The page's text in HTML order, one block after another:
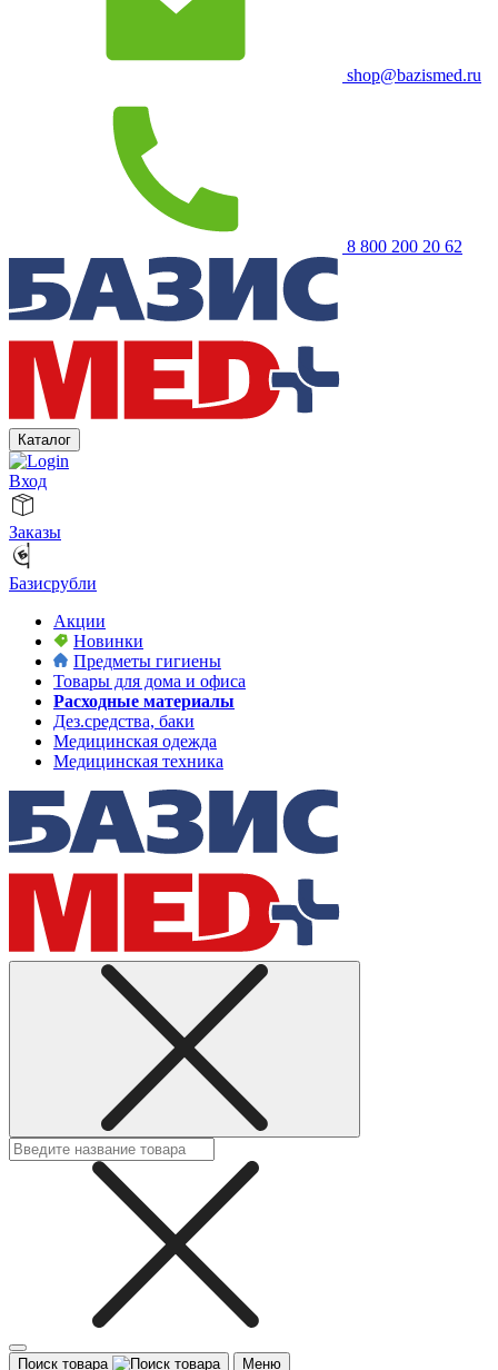
shop@bazismed.ru
8 800 200 20 62
Каталог
Вход
Заказы
Базисрубли
Акции
Новинки
Предметы гигиены
Товары для дома и офиса
Расходные материалы
Дез.средства, баки
Медицинская одежда
Медицинская техника
Поиск товара Меню